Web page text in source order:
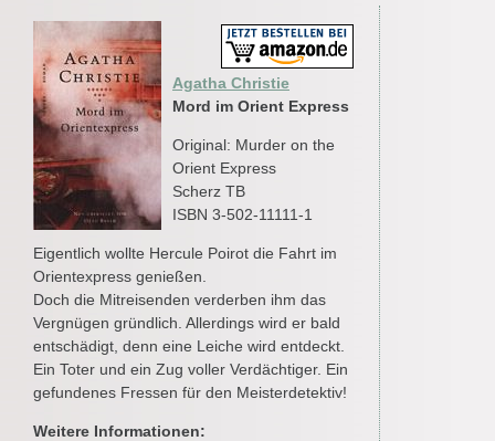
Agatha Christie
Mord im Orient Express
Original: Murder on the
Orient Express
Scherz TB
ISBN 3-502-11111-1
Eigentlich wollte Hercule Poirot die Fahrt im
Orientexpress genießen.
Doch die Mitreisenden verderben ihm das
Vergnügen gründlich. Allerdings wird er bald
entschädigt, denn eine Leiche wird entdeckt.
Ein Toter und ein Zug voller Verdächtiger. Ein
gefundenes Fressen für den Meisterdetektiv!
Weitere Informationen: